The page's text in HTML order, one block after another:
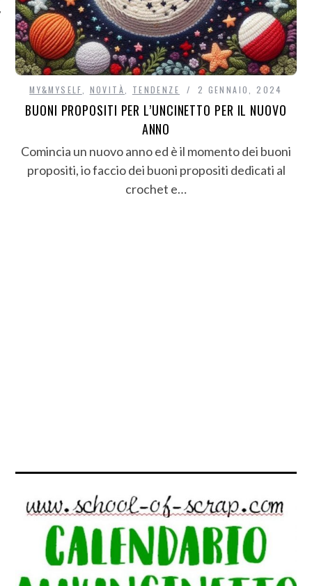
MY&MYSELF NOVITÀ TENDENZE 2 GENNAIO, 2024
BUONI PROPOSITI PER L’UNCINETTO PER IL NUOVO
ANNO
Comincia un nuovo anno ed è il momento dei buoni
propositi, io faccio dei buoni propositi dedicati al
crochet e…